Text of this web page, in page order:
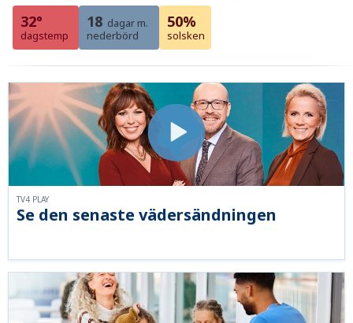
32°
dagstemp
18 dagar m.
nederbörd
50%
solsken
Se den senaste vädersändningen
TV4 PLAY